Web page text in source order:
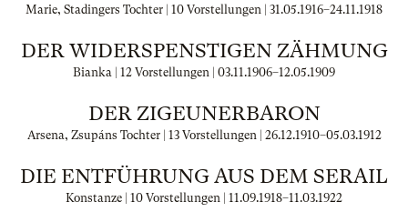
Marie, Stadingers Tochter | 10 Vorstellungen | 31.05.1916–24.11.1918
DER WIDERSPENSTIGEN ZÄHMUNG
Bianka | 12 Vorstellungen | 03.11.1906–12.05.1909
DER ZIGEUNERBARON
Arsena, Zsupáns Tochter | 13 Vorstellungen | 26.12.1910–05.03.1912
DIE ENTFÜHRUNG AUS DEM SERAIL
Konstanze | 10 Vorstellungen | 11.09.1918–11.03.1922